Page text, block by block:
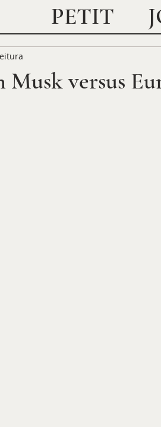
PETIT
Musk versus